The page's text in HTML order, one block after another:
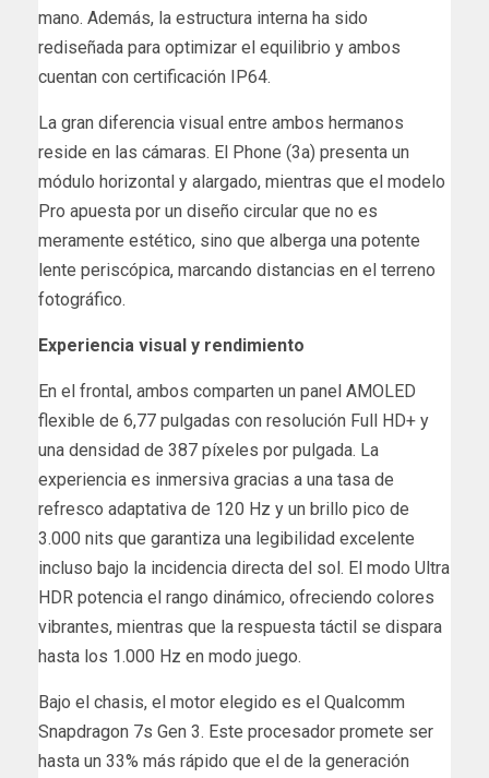
mano. Además, la estructura interna ha sido
rediseñada para optimizar el equilibrio y ambos
cuentan con certificación IP64.
La gran diferencia visual entre ambos hermanos
reside en las cámaras. El Phone (3a) presenta un
módulo horizontal y alargado, mientras que el modelo
Pro apuesta por un diseño circular que no es
meramente estético, sino que alberga una potente
lente periscópica, marcando distancias en el terreno
fotográfico.
Experiencia visual y rendimiento
En el frontal, ambos comparten un panel AMOLED
flexible de 6,77 pulgadas con resolución Full HD+ y
una densidad de 387 píxeles por pulgada. La
experiencia es inmersiva gracias a una tasa de
refresco adaptativa de 120 Hz y un brillo pico de
3.000 nits que garantiza una legibilidad excelente
incluso bajo la incidencia directa del sol. El modo Ultra
HDR potencia el rango dinámico, ofreciendo colores
vibrantes, mientras que la respuesta táctil se dispara
hasta los 1.000 Hz en modo juego.
Bajo el chasis, el motor elegido es el Qualcomm
Snapdragon 7s Gen 3. Este procesador promete ser
hasta un 33% más rápido que el de la generación